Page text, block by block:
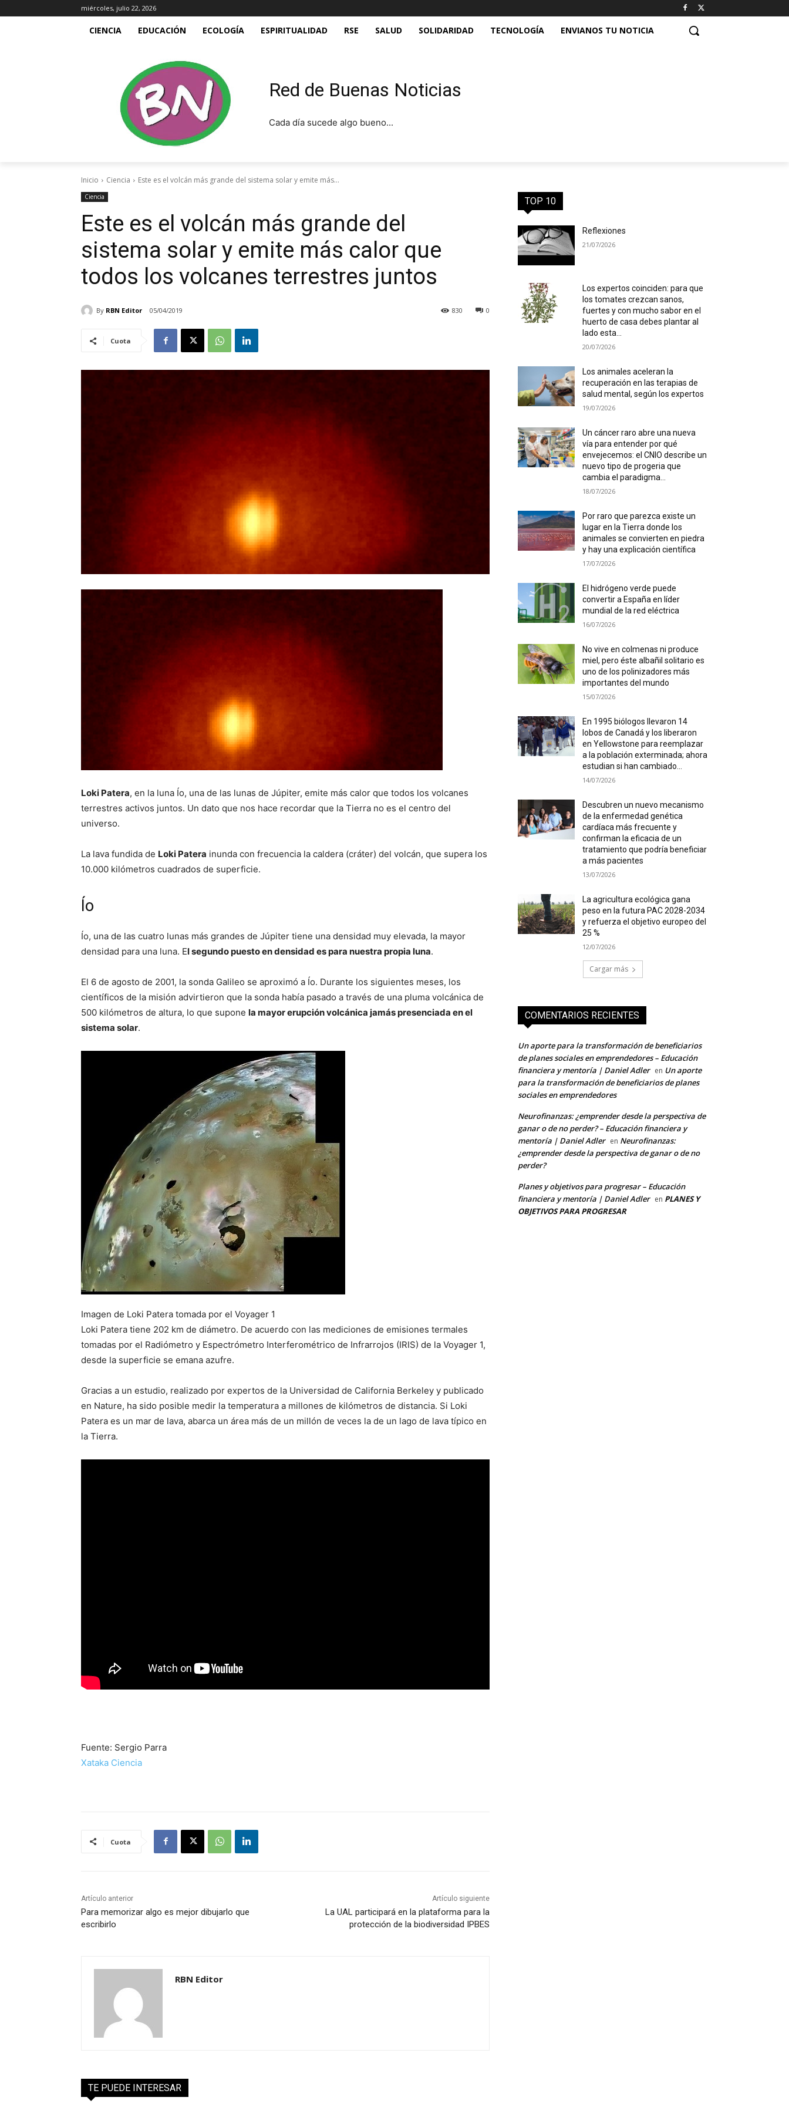
miércoles, julio 22, 2026
CIENCIA EDUCACIÓN ECOLOGÍA ESPIRITUALIDAD RSE SALUD SOLIDARIDAD TECNOLOGÍA ENVIANOS TU NOTICIA
Red de Buenas Noticias
Cada día sucede algo bueno...
Inicio Ciencia Este es el volcán más grande del sistema solar y emite más...
Ciencia
Este es el volcán más grande del
sistema solar y emite más calor que
todos los volcanes terrestres juntos
By RBN Editor 05/04/2019 0
830
Cuota
Loki Patera, en la luna Ío, una de las lunas de Júpiter, emite más calor que todos los volcanes
terrestres activos juntos. Un dato que nos hace recordar que la Tierra no es el centro del
universo.
La lava fundida de Loki Patera inunda con frecuencia la caldera (cráter) del volcán, que supera los
10.000 kilómetros cuadrados de superficie.
Ío
Ío, una de las cuatro lunas más grandes de Júpiter tiene una densidad muy elevada, la mayor
densidad para una luna. El segundo puesto en densidad es para nuestra propia luna.
El 6 de agosto de 2001, la sonda Galileo se aproximó a Ío. Durante los siguientes meses, los
científicos de la misión advirtieron que la sonda había pasado a través de una pluma volcánica de
500 kilómetros de altura, lo que supone la mayor erupción volcánica jamás presenciada en el
sistema solar.
Imagen de Loki Patera tomada por el Voyager 1
Loki Patera tiene 202 km de diámetro. De acuerdo con las mediciones de emisiones termales
tomadas por el Radiómetro y Espectrómetro Interferométrico de Infrarrojos (IRIS) de la Voyager 1,
desde la superficie se emana azufre.
Gracias a un estudio, realizado por expertos de la Universidad de California Berkeley y publicado
en Nature, ha sido posible medir la temperatura a millones de kilómetros de distancia. Si Loki
Patera es un mar de lava, abarca un área más de un millón de veces la de un lago de lava típico en
la Tierra.
Fuente: Sergio Parra
Xataka Ciencia
Cuota
Artículo anterior
Para memorizar algo es mejor dibujarlo que
escribirlo
Artículo siguiente
La UAL participará en la plataforma para la
protección de la biodiversidad IPBES
RBN Editor
TE PUEDE INTERESAR
TOP 10
Reflexiones
21/07/2026
Los expertos coinciden: para que
los tomates crezcan sanos,
fuertes y con mucho sabor en el
huerto de casa debes plantar al
lado esta...
20/07/2026
Los animales aceleran la
recuperación en las terapias de
salud mental, según los expertos
19/07/2026
Un cáncer raro abre una nueva
vía para entender por qué
envejecemos: el CNIO describe un
nuevo tipo de progeria que
cambia el paradigma...
18/07/2026
Por raro que parezca existe un
lugar en la Tierra donde los
animales se convierten en piedra
y hay una explicación científica
17/07/2026
El hidrógeno verde puede
convertir a España en líder
mundial de la red eléctrica
16/07/2026
No vive en colmenas ni produce
miel, pero éste albañil solitario es
uno de los polinizadores más
importantes del mundo
15/07/2026
En 1995 biólogos llevaron 14
lobos de Canadá y los liberaron
en Yellowstone para reemplazar
a la población exterminada; ahora
estudian si han cambiado...
14/07/2026
Descubren un nuevo mecanismo
de la enfermedad genética
cardíaca más frecuente y
confirman la eficacia de un
tratamiento que podría beneficiar
a más pacientes
13/07/2026
La agricultura ecológica gana
peso en la futura PAC 2028-2034
y refuerza el objetivo europeo del
25 %
12/07/2026
Cargar más
COMENTARIOS RECIENTES
Un aporte para la transformación de beneficiarios
de planes sociales en emprendedores – Educación
financiera y mentoría | Daniel Adler en Un aporte
para la transformación de beneficiarios de planes
sociales en emprendedores
Neurofinanzas: ¿emprender desde la perspectiva de
ganar o de no perder? – Educación financiera y
mentoría | Daniel Adler en Neurofinanzas:
¿emprender desde la perspectiva de ganar o de no
perder?
Planes y objetivos para progresar – Educación
financiera y mentoría | Daniel Adler en PLANES Y
OBJETIVOS PARA PROGRESAR